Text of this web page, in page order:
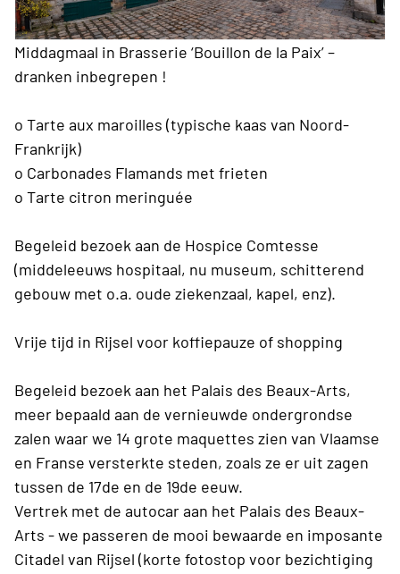
Middagmaal in Brasserie ‘Bouillon de la Paix’ –
dranken inbegrepen !
o Tarte aux maroilles (typische kaas van Noord-
Frankrijk)
o Carbonades Flamands met frieten
o Tarte citron meringuée
Begeleid bezoek aan de Hospice Comtesse
(middeleeuws hospitaal, nu museum, schitterend
gebouw met o.a. oude ziekenzaal, kapel, enz).
Vrije tijd in Rijsel voor koffiepauze of shopping
Begeleid bezoek aan het Palais des Beaux-Arts,
meer bepaald aan de vernieuwde ondergrondse
zalen waar we 14 grote maquettes zien van Vlaamse
en Franse versterkte steden, zoals ze er uit zagen
tussen de 17de en de 19de eeuw.
Vertrek met de autocar aan het Palais des Beaux-
Arts - we passeren de mooi bewaarde en imposante
Citadel van Rijsel (korte fotostop voor bezichtiging